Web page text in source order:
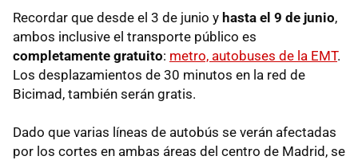
Recordar que desde el 3 de junio y hasta el 9 de junio,
ambos inclusive el transporte público es
completamente gratuito: metro, autobuses de la EMT.
Los desplazamientos de 30 minutos en la red de
Bicimad, también serán gratis.
Dado que varias líneas de autobús se verán afectadas
por los cortes en ambas áreas del centro de Madrid, se